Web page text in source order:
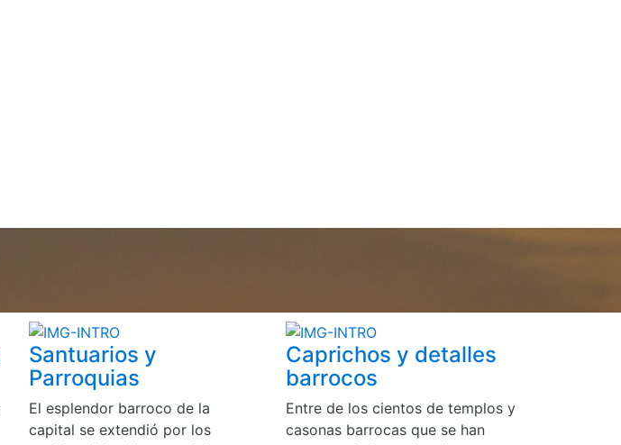
Santuarios y
Parroquias
El esplendor barroco de la
capital se extendió por los
Caprichos y detalles
barrocos
Entre de los cientos de templos y
casonas barrocas que se han